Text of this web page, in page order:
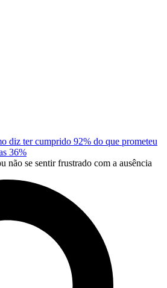
diz ter cumprido 92% do que prometeu
36%
não se sentir frustrado com a ausência